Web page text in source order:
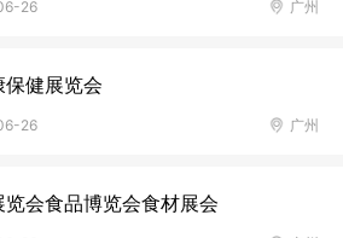
广州
26
健展览会
广州
26
会食品博览会食材展会